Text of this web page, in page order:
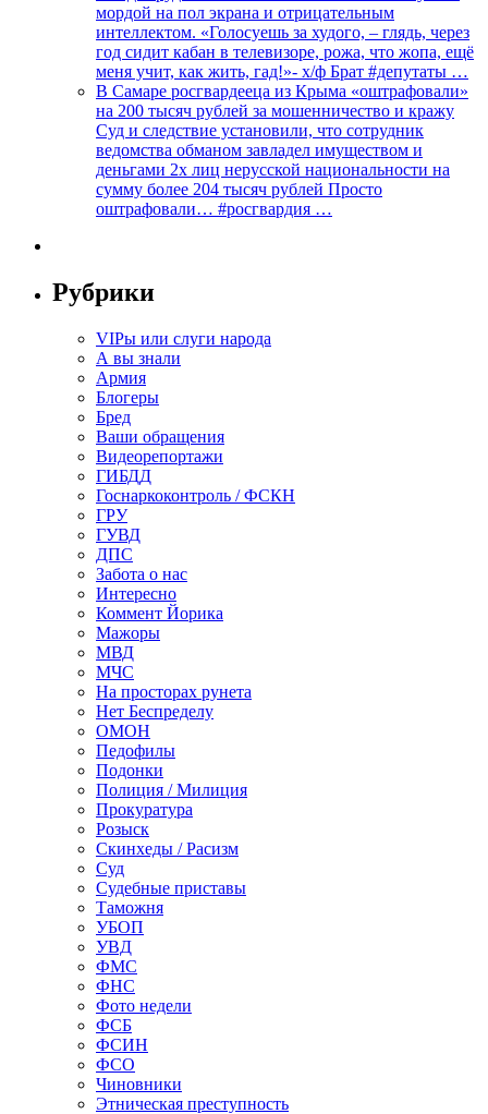
мордой на пол экрана и отрицательным
интеллектом. «Голосуешь за худого, – глядь, через
год сидит кабан в телевизоре, рожа, что жопа, ещё
меня учит, как жить, гад!»- х/ф Брат #депутаты …
В Самаре росгвардееца из Крыма «оштрафовали»
на 200 тысяч рублей за мошенничество и кражу
Суд и следствие установили, что сотрудник
ведомства обманом завладел имуществом и
деньгами 2х лиц нерусской национальности на
сумму более 204 тысяч рублей Просто
оштрафовали… #росгвардия …
Рубрики
VIPы или слуги народа
А вы знали
Армия
Блогеры
Бред
Ваши обращения
Видеорепортажи
ГИБДД
Госнаркоконтроль / ФСКН
ГРУ
ГУВД
ДПС
Забота о нас
Интересно
Коммент Йорика
Мажоры
МВД
МЧС
На просторах рунета
Нет Беспределу
ОМОН
Педофилы
Подонки
Полиция / Милиция
Прокуратура
Розыск
Скинхеды / Расизм
Суд
Судебные приставы
Таможня
УБОП
УВД
ФМС
ФНС
Фото недели
ФСБ
ФСИН
ФСО
Чиновники
Этническая преступность